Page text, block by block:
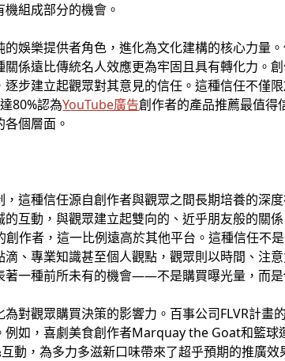
組成部分的機會。
娛樂提供者角色，進化為文化建構的核心力量
係遠比傳統名人效應更為牢固且具有轉化力。
步建立起觀眾對其意見的信任。這種信任不僅
80%認為YouTube廣告創作者的產品推薦最值得
個層面。
這種信任源自創作者與觀眾之間長期培養的深
互動，與觀眾建立起雙向的、近乎朋友般的關
創作者，這一比例遠高於其他平台。這種信任不
、專業知識甚至個人觀點，觀眾則以時間、注
一種前所未有的機會——不是購買曝光量，而是
對觀眾購買決策的影響力。百事公司FLVR計畫
如，喜劇美食創作者Marquay the Goat和籃球
動，為多力多滋新口味帶來了超乎預期的推廣